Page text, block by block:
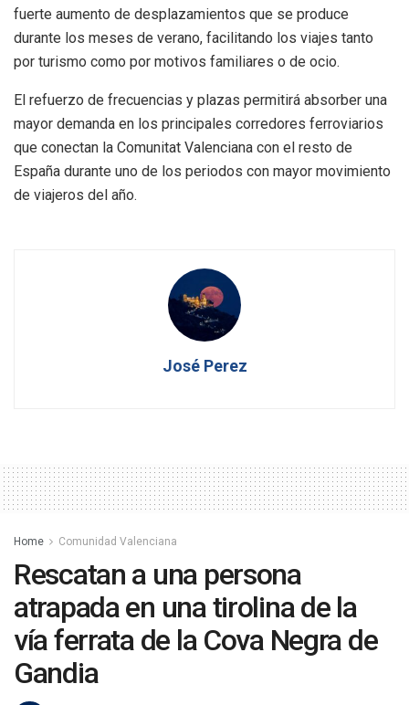
fuerte aumento de desplazamientos que se produce
durante los meses de verano, facilitando los viajes tanto
por turismo como por motivos familiares o de ocio.
El refuerzo de frecuencias y plazas permitirá absorber una
mayor demanda en los principales corredores ferroviarios
que conectan la Comunitat Valenciana con el resto de
España durante uno de los periodos con mayor movimiento
de viajeros del año.
José Perez
Home Comunidad Valenciana
Rescatan a una persona
atrapada en una tirolina de la
vía ferrata de la Cova Negra de
Gandia